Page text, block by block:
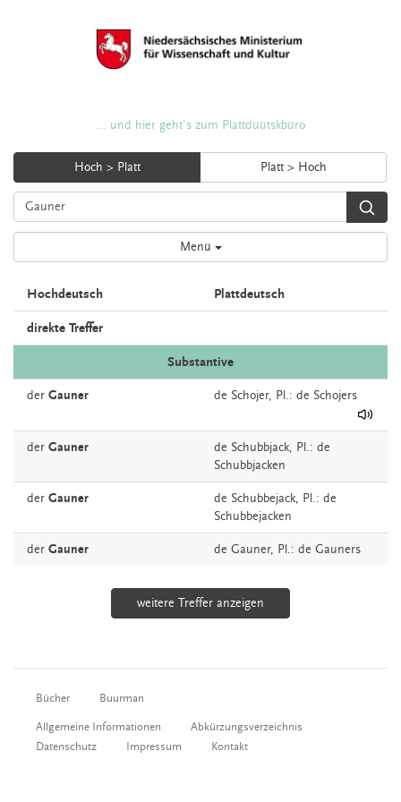
... und hier geht's zum Plattdüütskbüro
Hoch > Platt Platt > Hoch
Menü
Hochdeutsch Plattdeutsch
direkte Treffer
Substantive
der Gauner de Schojer, Pl.: de Schojers
der Gauner de Schubbjack, Pl.: de
Schubbjacken
der Gauner de Schubbejack, Pl.: de
Schubbejacken
der Gauner de Gauner, Pl.: de Gauners
weitere Treffer anzeigen
Bücher Buurman
Allgemeine Informationen
Abkürzungsverzeichnis
Datenschutz
Impressum Kontakt